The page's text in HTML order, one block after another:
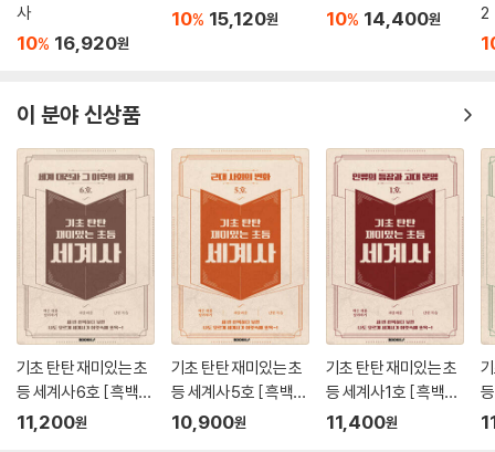
사
10% 16,920원
10% 15,120원 10% 14,400원
2
이 분야 신상품
기초 탄탄 재미있는 초
등 세계사 6호 [ 흑백판
]
11,200원
기초 탄탄 재미있는 초
등 세계사 5호 [ 흑백판
]
10,900원
기초 탄탄 재미있는 초
등 세계사 1호 [ 흑백판
]
11,400원
]